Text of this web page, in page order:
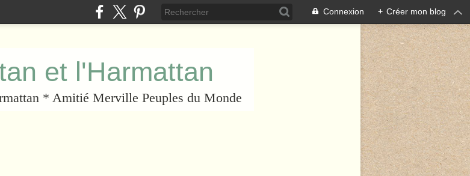
Connexion + Créer mon blog
et l'Harmattan
* Amitié Merville Peuples du Monde